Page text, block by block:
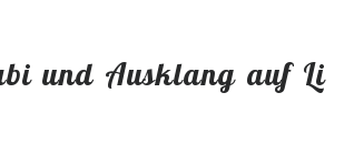
und Ausklang auf Li